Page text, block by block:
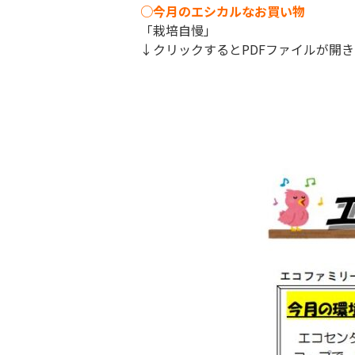
○今月のエシカルなお買い物
「栽培自慢」
↓クリックするとPDFファイルが開